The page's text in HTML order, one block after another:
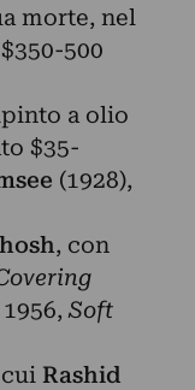
morte, nel
500
a olio
$35-
(1928),
, con
Soft
Rashid